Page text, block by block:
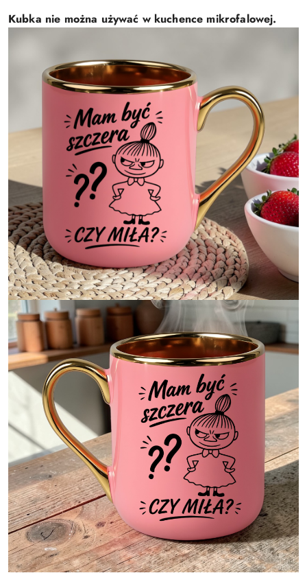
Kubka nie można używać w kuchence mikrofalowej.